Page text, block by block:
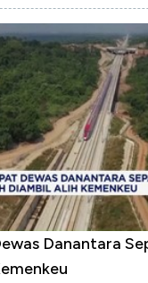
Danantara